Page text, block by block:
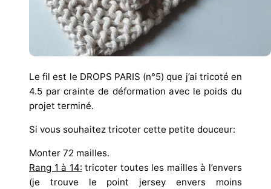
Le fil est le DROPS PARIS (n°5) que j’ai tricoté en
4.5 par crainte de déformation avec le poids du
projet terminé.
Si vous souhaitez tricoter cette petite douceur:
Monter 72 mailles.
Rang 1 à 14: tricoter toutes les mailles à l’envers
(je trouve le point jersey envers moins